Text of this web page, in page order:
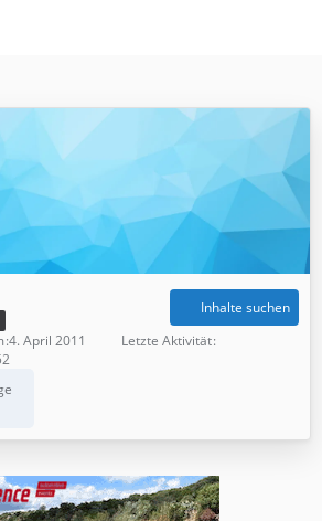
Inhalte suchen
4. April 2011
Letzte Aktivität